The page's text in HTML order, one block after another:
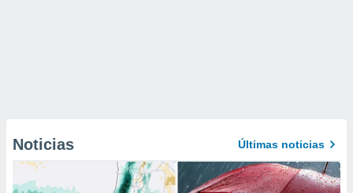
Noticias Últimas noticias